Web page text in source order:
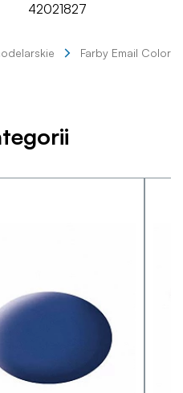
42021827
Farby Email Color